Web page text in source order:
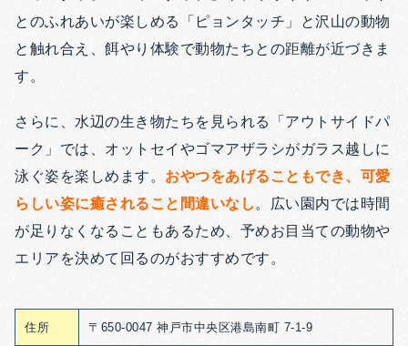
とのふれあいが楽しめる「ピョンタッチ」と沢山の動物
と触れ合え、餌やり体験で動物たちとの距離が近づきま
す。
さらに、水辺の生き物たちを見られる「アウトサイドパ
ーク」では、オットセイやゴマアザラシがガラス越しに
泳ぐ姿を楽しめます。 おやつをあげることもでき、可愛
らしい姿に癒されること間違いなし 。広い園内では時間
が足りなくなることもあるため、予めお目当ての動物や
エリアを決めて回るのがおすすめです。
住所 〒650-0047 神戸市中央区港島南町 7-1-9